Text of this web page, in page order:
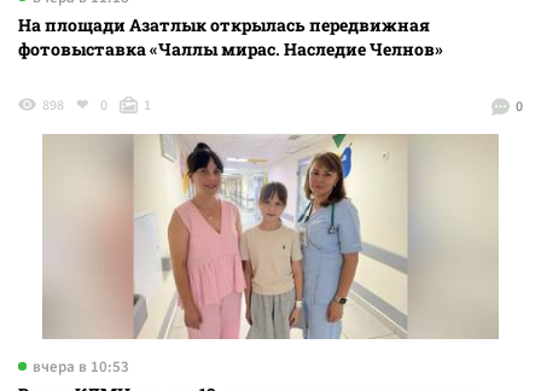
На площади Азатлык открылась передвижная
фотовыставка «Чаллы мирас. Наследие Челнов»
0
898 0 1
вчера в 10:53